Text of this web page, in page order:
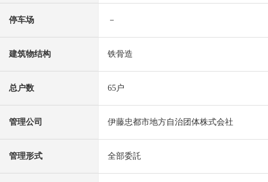
停车场 －
建筑物结构 铁骨造
总户数 65户
管理公司 伊藤忠都市地方自治团体株式会社
管理形式 全部委託